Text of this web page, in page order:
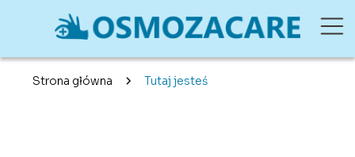
Strona główna Tutaj jesteś